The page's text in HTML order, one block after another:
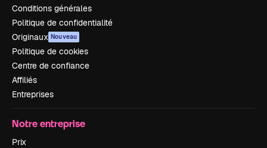
Conditions générales
Politique de confidentialité
Originaux Nouveau
Politique de cookies
Centre de confiance
Affiliés
Entreprises
Notre entreprise
Prix